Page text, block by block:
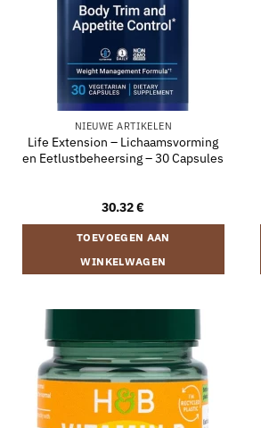
NIEUWE ARTIKELEN
Life Extension – Lichaamsvorming
en Eetlustbeheersing – 30 Capsules
30.32€
TOEVOEGEN AAN
WINKELWAGEN